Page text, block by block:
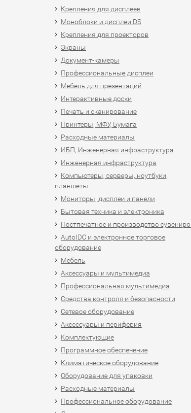
Крепления для дисплеев
Моноблоки и дисплеи DS
Крепления для проекторов
Экраны
Документ-камеры
Профессиональные дисплеи
Мебель для презентаций
Интерактивные доски
Печать и сканирование
Принтеры, МФУ, Бумага
Расходные материалы
ИБП, Инженерная инфраструктура
Инженерная инфраструктура
Компьютеры, серверы, ноутбуки,
планшеты
Мониторы, дисплеи и панели
Бытовая техника и электроника
Постпечатное и производство
AutoIDC и электронное торговое
оборудование
Мебель
Аксессуары и мультимедиа
Профессиональная мультимедиа
Средства контроля и безопасности
Сетевое оборудование
Аксессуары и периферия
Комплектующие
Программное обеспечение
Климатическое оборудование
Оборудование для упаковки
Расходные материалы
Профессиональное оборудование